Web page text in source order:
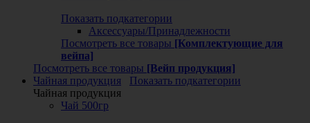
Показать подкатегории
Аксессуары/Принадлежности
Посмотреть все товары [Комплектующие для
вейпа]
Посмотреть все товары [Вейп продукция]
Чайная продукция
Показать подкатегории
Чайная продукция
Чай 500гр